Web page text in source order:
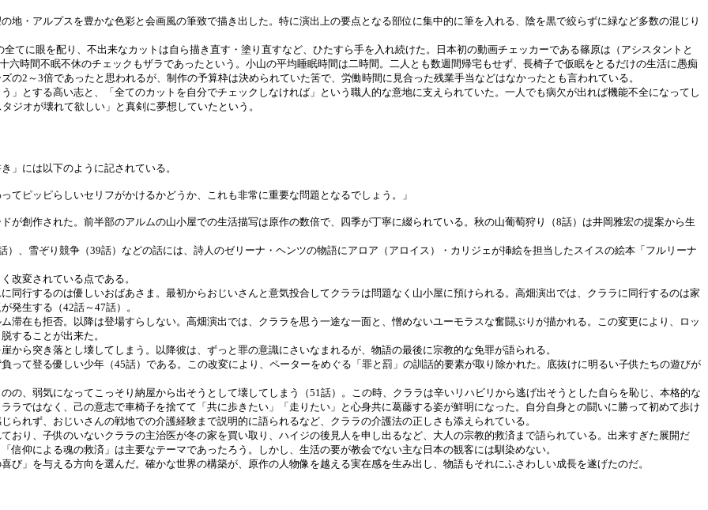
・アルプスを豊かな色彩と会画風の筆致で描き出した。特に演出上の要点となる部位に集中的に筆を入れる、陰を黒で絞らずに緑など多数の混じり
に眼を配り、不出来なカットは自ら描き直す・塗り直すなど、ひたすら手を入れ続けた。日本初の動画チェッカーである篠原は（アシスタントと
時間不眠不休のチェックもザラであったという。小山の平均睡眠時間は二時間。二人とも数週間帰宅もせず、長椅子で仮眠をとるだけの生活に愚痴
2～3倍であったと思われるが、制作の予算枠は決められていた筈で、労働時間に見合った残業手当などはなかったとも言われている。
とする高い志と、「全てのカットを自分でチェックしなければ」という職人的な意地に支えられていた。一人でも病欠が出れば機能不全になってし
オが壊れて欲しい」と真剣に夢想していたという。
には以下のように記されている。
ピッピらしいセリフがかけるかどうか、これも非常に重要な問題となるでしょう。」
創作された。前半部のアルムの山小屋での生活描写は原作の数倍で、四季が丁寧に綴られている。秋の山葡萄狩り（8話）は井岡雅宏の提案から生
、雪ぞり競争（39話）などの話には、詩人のゼリーナ・ヘンツの物語にアロア（アロイス）・カリジェが挿絵を担当したスイスの絵本「フルリーナ
改変されている点である。
行するのは優しいおばあさま。最初からおじいさんと意気投合してクララは問題なく山小屋に預けられる。高畑演出では、クララに同行するのは家
発生する（42話～47話）。
在も拒否。以降は登場すらしない。高畑演出では、クララを思う一途な一面と、憎めないユーモラスな奮闘ぶりが描かれる。この変更により、ロッ
することが出来た。
ら突き落とし壊してしまう。以降彼は、ずっと罪の意識にさいなまれるが、物語の最後に宗教的な免罪が語られる。
て登る優しい少年（45話）である。この改変により、ペーターをめぐる「罪と罰」の訓話的要素が取り除かれた。底抜けに明るい子供たちの遊びが
、弱気になってこっそり納屋から出そうとして壊してしまう（51話）。この時、クララは辛いリハビリから逃げ出そうとした自らを恥じ、本格的な
ラではなく、己の意志で車椅子を捨てて「共に歩きたい」「走りたい」と心身共に葛藤する姿が鮮明になった。自分自身との闘いに勝って初めて歩け
れず、おじいさんの戦地での介護経験まで説明的に語られるなど、クララの介護法の正しさも添えられている。
り、子供のいないクララの主治医が冬の家を買い取り、ハイジの後見人を申し出るなど、大人の宗教的救済まで語られている。出来すぎた展開だ
仰による魂の救済」は主要なテーマであったろう。しかし、生活の要が教会でない主な日本の観客には馴染めない。
」を与える方向を選んだ。確かな世界の構築が、原作の人物像を越える実在感を生み出し、物語もそれにふさわしい成長を遂げたのだ。